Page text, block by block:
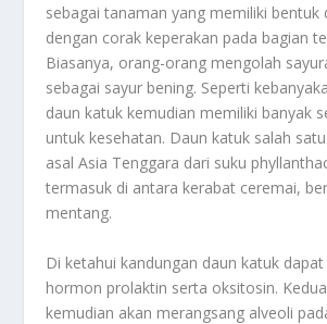
sebagai tanaman yang memiliki bentuk
dengan corak keperakan pada bagian
Biasanya, orang-orang mengolah
sebagai sayur bening. Seperti
daun katuk kemudian memiliki banyak
untuk kesehatan. Daun katuk salah
asal Asia Tenggara dari suku
termasuk di antara kerabat ceremai,
mentang.
Di ketahui kandungan daun katuk
hormon prolaktin serta oksitosin.
kemudian akan merangsang alveoli